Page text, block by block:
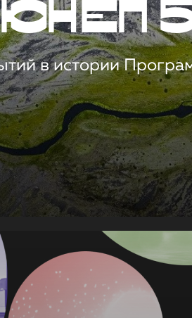
ЮНЕП
в истории